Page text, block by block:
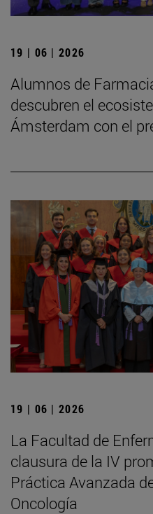
19 | 06 | 2026
Alumnos de
descubren el
Ámsterdam con el
19 | 06 | 2026
La Facultad de
clausura de la IV
Práctica Avanzada
Oncología